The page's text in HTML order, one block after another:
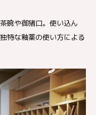
碗や御猪口。使い込ん
特な釉薬の使い方による